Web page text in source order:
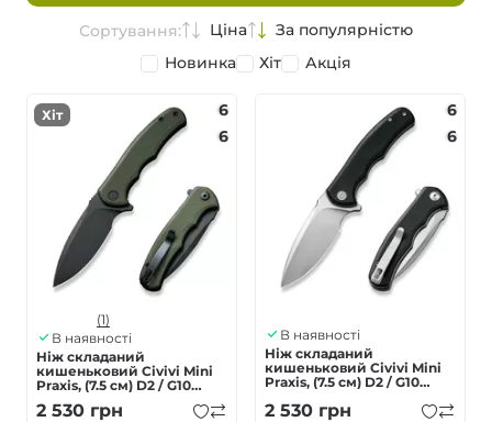
Сортування: Ціна
За популярністю
Новинка
Хіт Акція
Хіт
6
6
(1)
В наявності
Ніж складаний
кишеньковий Civivi Mini
Praxis, (7.5 см) D2 / G10
зелений
2 530 грн
6
6
В наявності
Ніж складаний
кишеньковий Civivi Mini
Praxis, (7.5 см) D2 / G10
2 530 грн